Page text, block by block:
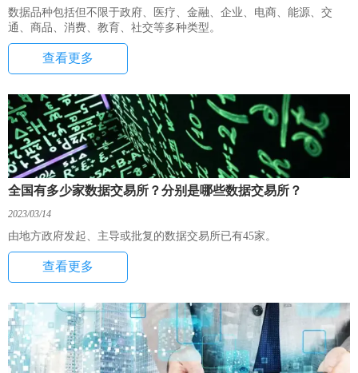
数据品种包括但不限于政府、医疗、金融、企业、电商、能源、交
通、商品、消费、教育、社交等多种类型。
查看更多
全国有多少家数据交易所？分别是哪些数据交易所？
2023/03/14
由地方政府发起、主导或批复的数据交易所已有45家。
查看更多